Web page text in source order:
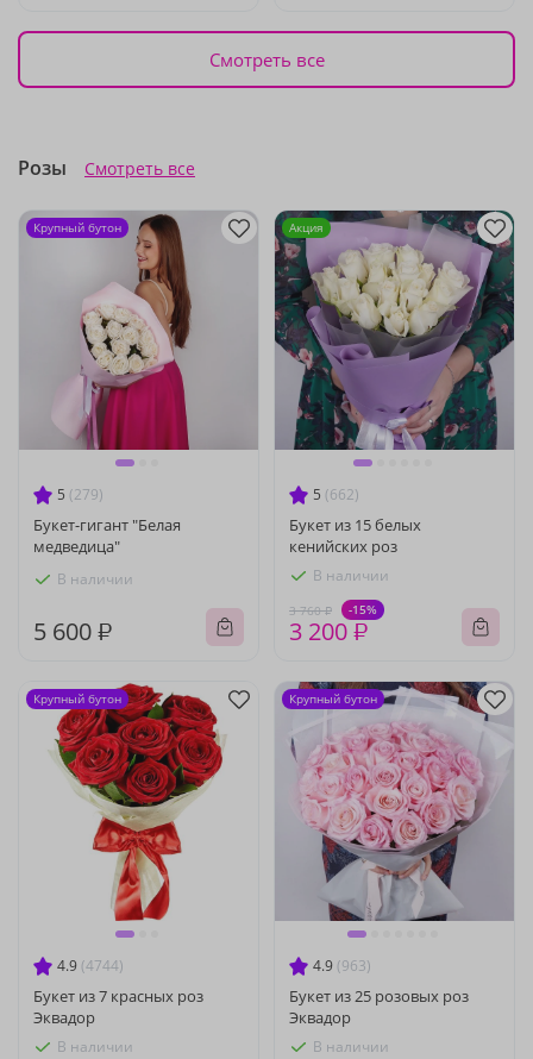
Смотреть все
Розы Смотреть все
5 (279)
Букет-гигант "Белая
медведица"
В наличии
5 600 ₽
Крупный бутон
5 (662)
Букет из 15 белых
кенийских роз
В наличии
3 760 ₽ -15%
3 200 ₽
Акция
4.9 (4744)
Букет из 7 красных роз
Эквадор
В наличии
Крупный бутон
4.9 (963)
Букет из 25 розовых роз
Эквадор
В наличии
Крупный бутон